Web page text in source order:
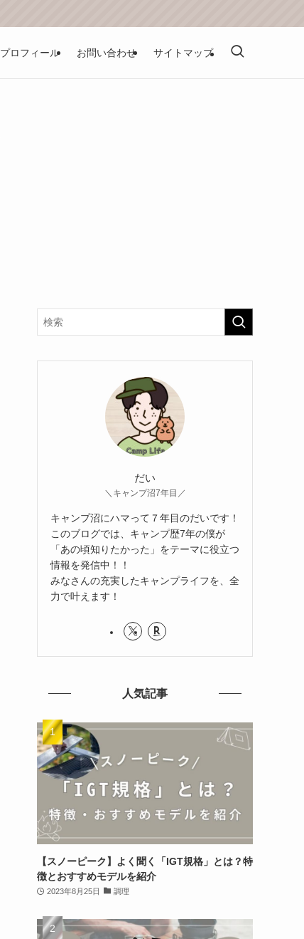
プロフィール お問い合わせ サイトマップ
だい
＼キャンプ沼7年目／
キャンプ沼にハマって７年目のだいです！
このブログでは、キャンプ歴7年の僕が
「あの頃知りたかった」をテーマに役立つ
情報を発信中！！
みなさんの充実したキャンプライフを、全
力で叶えます！
人気記事
【スノーピーク】よく聞く「IGT規格」とは？特
徴とおすすめモデルを紹介
2023年8月25日 調理